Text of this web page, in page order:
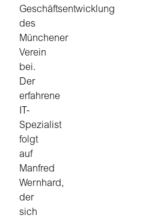
Geschäftsentwicklung
des
Münchener
Verein
bei.
Der
erfahrene
IT-
Spezialist
folgt
auf
Manfred
Wernhard,
der
sich